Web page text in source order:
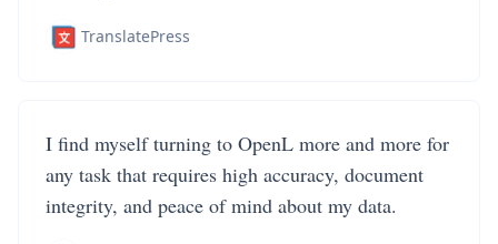
TranslatePress
I find myself turning to OpenL more and more for
any task that requires high accuracy, document
integrity, and peace of mind about my data.